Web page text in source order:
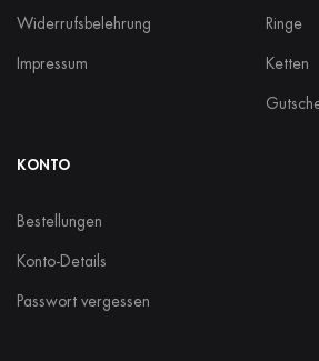
Widerrufsbelehrung
Impressum
Ringe
Ketten
KONTO
Bestellungen
Konto-Details
Passwort vergessen